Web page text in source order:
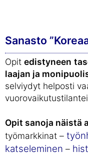
Sanasto
Opit edistyneen
laajan ja
selviydyt helposti
Opit sanoja näistä
työmarkkinat –
katseleminen –